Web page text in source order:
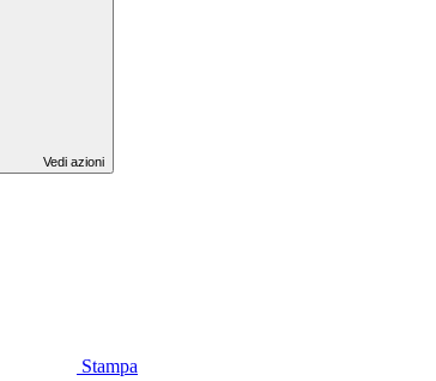
Vedi azioni
Stampa